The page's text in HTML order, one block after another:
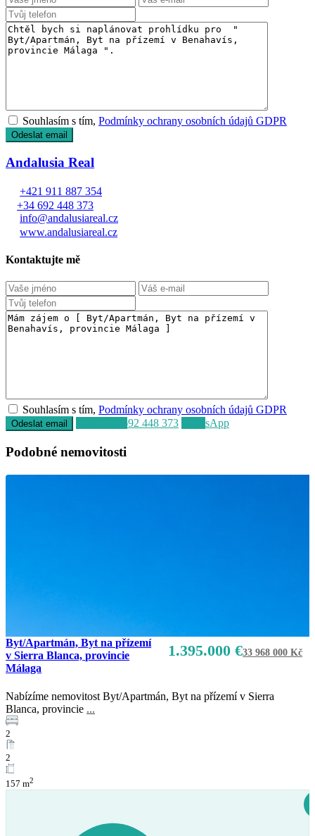
Video Chat
Andalusia Real
+421 911 887 354
+34 692 448 373
www.andalusiareal.cz
Kontaktujte mě
Volat+34 692 448 373
Podobné nemovitosti
Byt/Apartmán, Byt na přízemí
Málaga
Nabízíme nemovitost Byt/Apartmán, Byt na přízemí v Sierra
Blanca, provincie
2
2